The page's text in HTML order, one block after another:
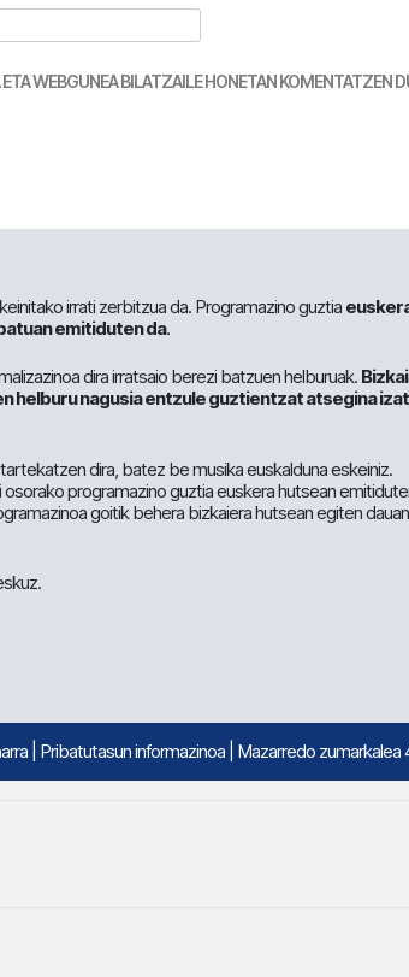
WEBGUNEA BILATZAILE HONETAN KOMENTATZEN
irrati zerbitzua da. Programazino guztia
emitiduten da.
dira irratsaio berezi batzuen helburuak.
helburu nagusia entzule guztientzat atsegina
dira, batez be musika euskalduna eskeiniz.
osorako programazino guztia euskera hutsean
goitik behera bizkaiera hutsean egiten dauan
Pribatutasun informazinoa | Mazarredo zumarkalea